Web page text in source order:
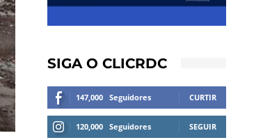
SIGA O CLICRDC
147,000 Seguidores CURTIR
120,000 Seguidores SEGUIR